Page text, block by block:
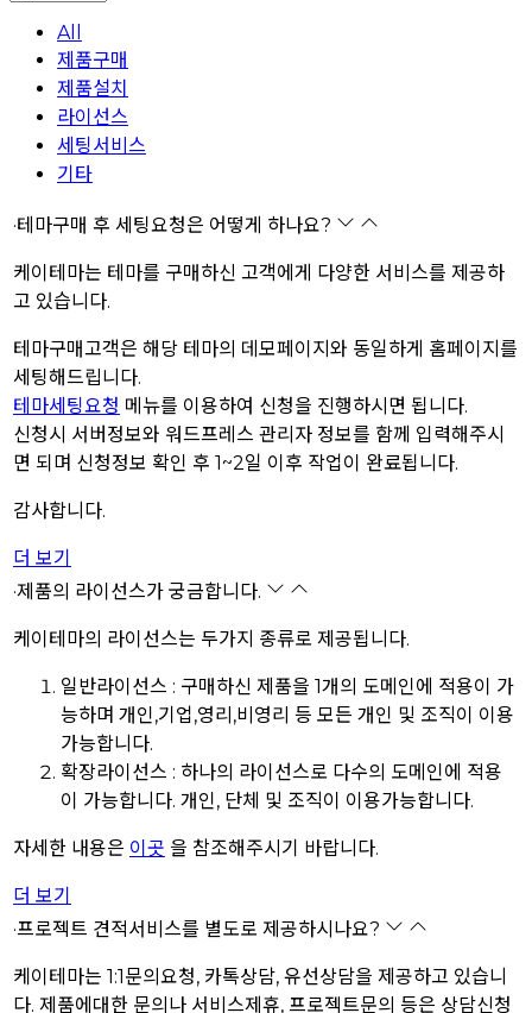
All
제품구매
제품설치
라이선스
세팅서비스
기타
·테마구매 후 세팅요청은 어떻게 하나요?
케이테마는 테마를 구매하신 고객에게 다양한 서비스를 제공하
고 있습니다.
테마구매고객은 해당 테마의 데모페이지와 동일하게 홈페이지를
세팅해드립니다.
테마세팅요청 메뉴를 이용하여 신청을 진행하시면 됩니다.
신청시 서버정보와 워드프레스 관리자 정보를 함께 입력해주시
면 되며 신청정보 확인 후 1~2일 이후 작업이 완료됩니다.
감사합니다.
더 보기
·제품의 라이선스가 궁금합니다.
케이테마의 라이선스는 두가지 종류로 제공됩니다.
일반라이선스 : 구매하신 제품을 1개의 도메인에 적용이 가
능하며 개인,기업,영리,비영리 등 모든 개인 및 조직이 이용
가능합니다.
확장라이선스 : 하나의 라이선스로 다수의 도메인에 적용
이 가능합니다. 개인, 단체 및 조직이 이용가능합니다.
자세한 내용은 이곳 을 참조해주시기 바랍니다.
더 보기
·프로젝트 견적서비스를 별도로 제공하시나요?
케이테마는 1:1문의요청, 카톡상담, 유선상담을 제공하고 있습니
다. 제품에대한 문의나 서비스제휴, 프로젝트문의 등은 상담신청